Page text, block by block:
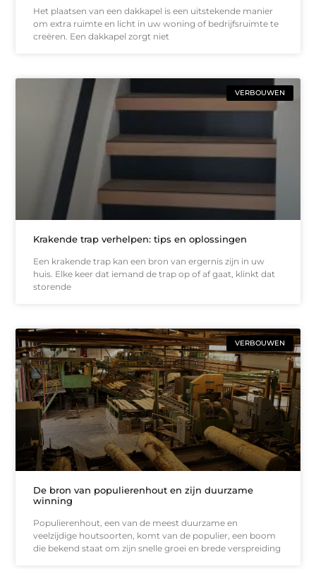
Het plaatsen van een dakkapel is een uitstekende manier
om extra ruimte en licht in uw woning of bedrijfsruimte te
creëren. Een dakkapel zorgt niet
VERBOUWEN
Krakende trap verhelpen: tips en oplossingen
Een krakende trap kan een bron van ergernis zijn in uw
huis. Elke keer dat iemand de trap op of af gaat, klinkt dat
storende
VERBOUWEN
De bron van populierenhout en zijn duurzame
winning
Populierenhout, een van de meest duurzame en
veelzijdige houtsoorten, komt van de populier, een boom
die bekend staat om zijn snelle groei en brede verspreiding